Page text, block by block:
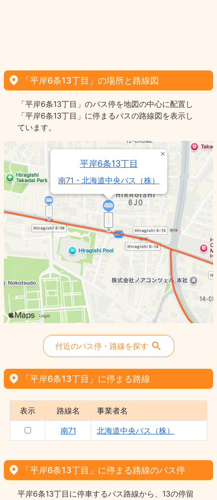
「平岸6条13丁目」の場所と路線図
「平岸6条13丁目」のバス停を地図の中心に配置し
「平岸6条13丁目」に停まるバスの路線図を表示し
ています。
平岸6条13丁目
南71 - 北海道中央バス（株）
付近のバス停・路線を探す
「平岸6条13丁目」に停まる路線
表示 路線名 事業者名
南71 北海道中央バス（株）
「平岸6条13丁目」に停まる路線のバス停
平岸6条13丁目に停車するバス路線から、13の停留